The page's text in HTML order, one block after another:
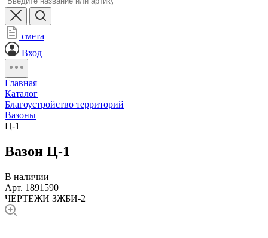
смета
Вход
Главная
Каталог
Благоустройство территорий
Вазоны
Ц-1
Вазон Ц-1
В наличии
Арт. 1891590
ЧЕРТЕЖИ ЗЖБИ-2